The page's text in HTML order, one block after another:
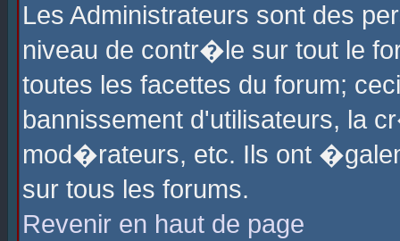
Les Administrateurs sont des
niveau de contr�le sur tout le
toutes les facettes du forum;
bannissement d'utilisateurs, la
mod�rateurs, etc. Ils ont
sur tous les forums.
Revenir en haut de page